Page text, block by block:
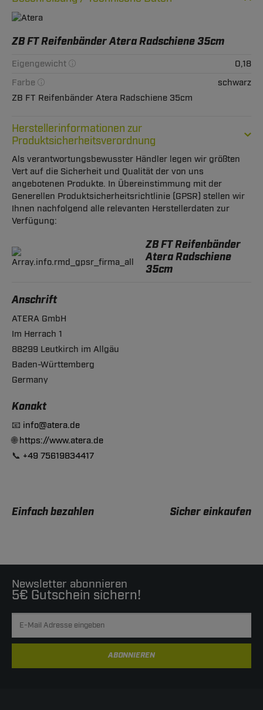
ZB FT Reifenbänder Atera Radschiene 35cm
Eigengewicht
0,18
Farbe
schwarz
ZB FT Reifenbänder Atera Radschiene 35cm
Herstellerinformationen zur
Produktsicherheitsverordnung
Als verantwortungsbewusster Händler legen wir größten
Vert auf die Sicherheit und Qualität der von uns
angebotenen Produkte. In Übereinstimmung mit der
Generellen Produktsicherheitsrichtlinie (GPSR) stellen wir
Ihnen nachfolgend alle relevanten Herstellerdaten zur
Verfügung:
ZB FT Reifenbänder
Atera Radschiene
35cm
Anschrift
ATERA GmbH
Im Herrach 1
88299 Leutkirch im Allgäu
Baden-Württemberg
Germany
Konakt
📧 info@atera.de
🌐https://www.atera.de
📞 +49 75619834417
Einfach bezahlen Sicher einkaufen
Newsletter abonnieren
5€ Gutschein sichern!
ABONNIEREN